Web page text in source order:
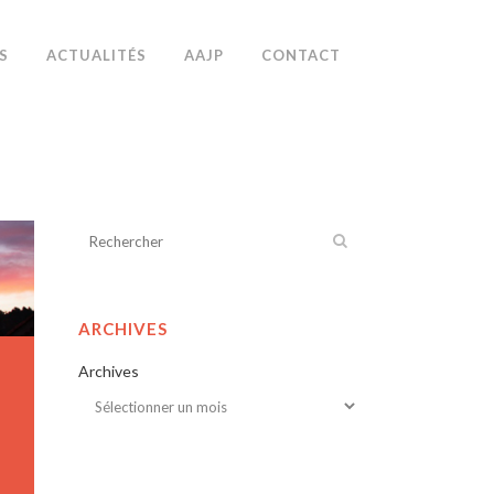
ACTUALITÉS AAJP CONTACT
ARCHIVES
Archives